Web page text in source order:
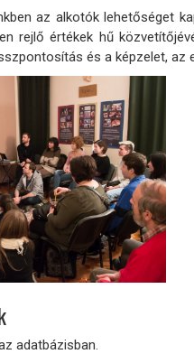
az alkotók lehetőséget
rejlő értékek hű
és a képzelet, az
adatbázisban.